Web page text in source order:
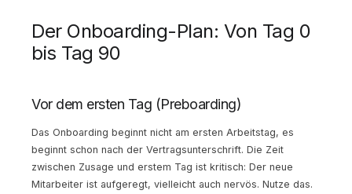
Der Onboarding-Plan: Von Tag 0
bis Tag 90
Vor dem ersten Tag (Preboarding)
Das Onboarding beginnt nicht am ersten Arbeitstag, es
beginnt schon nach der Vertragsunterschrift. Die Zeit
zwischen Zusage und erstem Tag ist kritisch: Der neue
Mitarbeiter ist aufgeregt, vielleicht auch nervös. Nutze das.